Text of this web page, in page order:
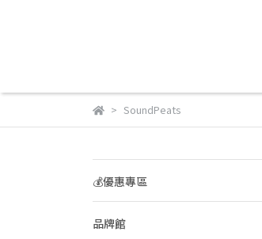
SoundPeats
💰優惠專區
品牌館